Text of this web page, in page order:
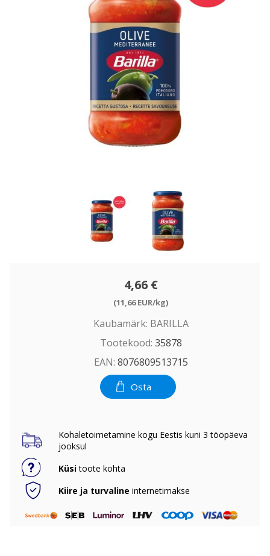
4,66 €
(11,66 EUR/kg)
Kaubamärk: BARILLA
Tootekood: 35878
EAN: 8076809513715
Osta
Kohaletoimetamine kogu Eestis kuni 3 tööpäeva
jooksul
Küsitoote kohta
Kiire ja turvaline internetimakse